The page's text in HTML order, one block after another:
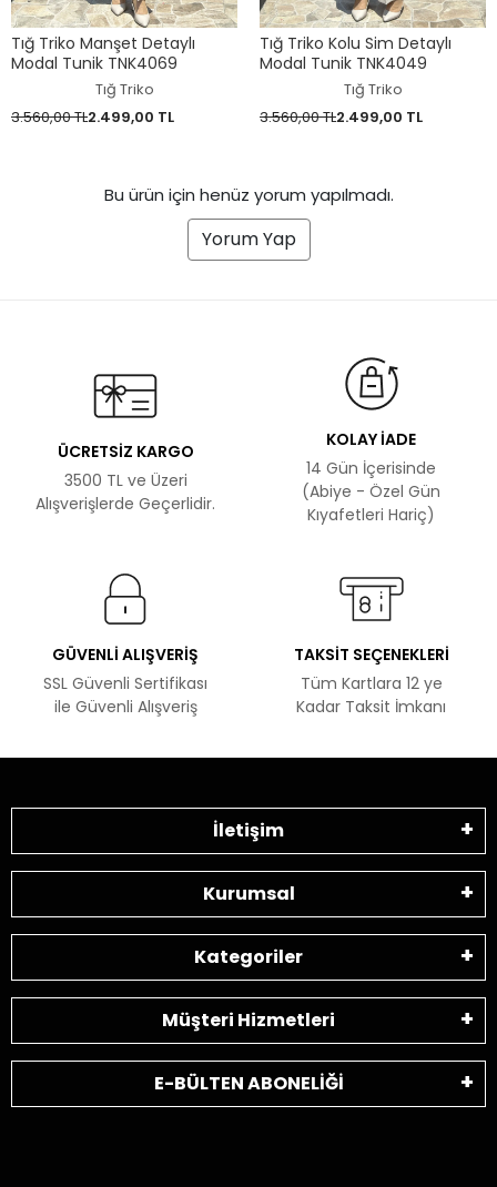
Tığ Triko Manşet Detaylı
Modal Tunik TNK4069
Tığ Triko
3.560,00 TL2.499,00 TL
Tığ Triko Kolu Sim Detaylı
Modal Tunik TNK4049
Tığ Triko
3.560,00 TL2.499,00 TL
Bu ürün için henüz yorum yapılmadı.
Yorum Yap
ÜCRETSİZ KARGO
3500 TL ve Üzeri
Alışverişlerde Geçerlidir.
KOLAY İADE
14 Gün İçerisinde
(Abiye - Özel Gün
Kıyafetleri Hariç)
GÜVENLİ ALIŞVERİŞ
SSL Güvenli Sertifikası
ile Güvenli Alışveriş
TAKSİT SEÇENEKLERİ
Tüm Kartlara 12 ye
Kadar Taksit İmkanı
İletişim
Kurumsal
Kategoriler
Müşteri Hizmetleri
E-BÜLTEN ABONELİĞİ